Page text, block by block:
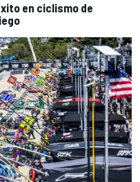
en ciclismo de